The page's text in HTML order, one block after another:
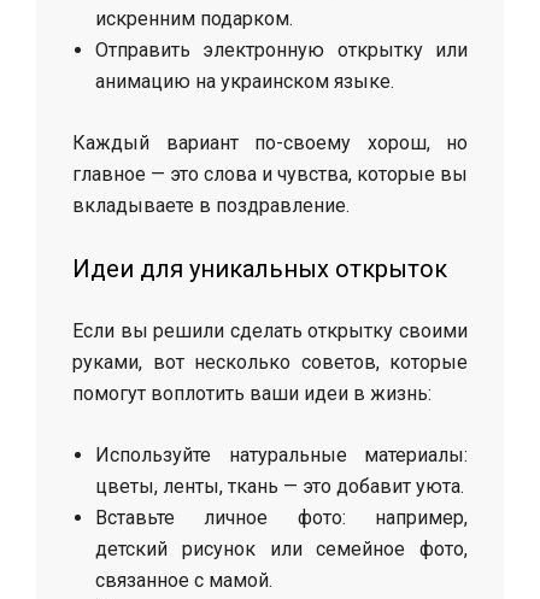
искренним подарком.
Отправить электронную открытку или
анимацию на украинском языке.
Каждый вариант по-своему хорош, но
главное — это слова и чувства, которые вы
вкладываете в поздравление.
Идеи для уникальных открыток
Если вы решили сделать открытку своими
руками, вот несколько советов, которые
помогут воплотить ваши идеи в жизнь:
Используйте натуральные материалы:
цветы, ленты, ткань — это добавит уюта.
Вставьте личное фото: например,
детский рисунок или семейное фото,
связанное с мамой.